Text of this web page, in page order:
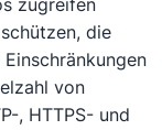
zugreifen
die
von
, HTTPS- und